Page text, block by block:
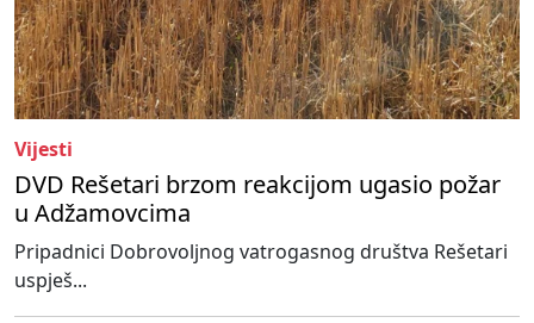
Vijesti
DVD Rešetari brzom reakcijom ugasio požar
u Adžamovcima
Pripadnici Dobrovoljnog vatrogasnog društva Rešetari
uspješ...